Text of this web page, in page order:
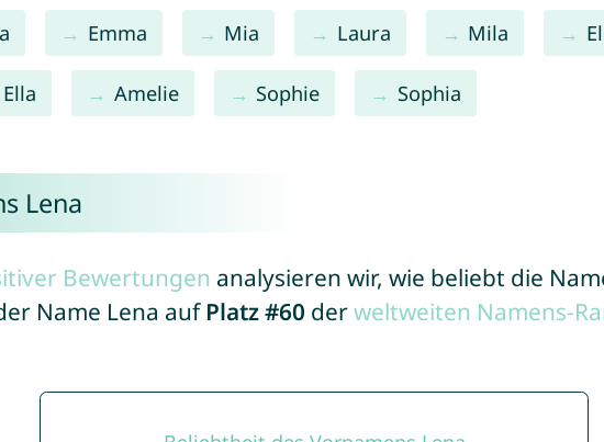
Emma Mia Laura Mila
Ella Amelie Sophie Sophia
Lena
Bewertungen analysieren wir, wie beliebt die
Name Lena auf Platz #60 derweltweiten Namens-